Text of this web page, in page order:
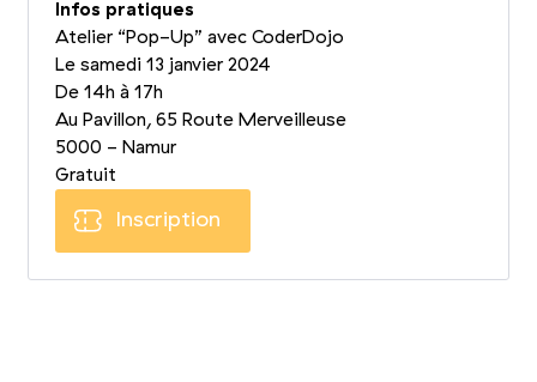
Infos pratiques
Atelier “ Pop-Up” avec CoderDojo
Le samedi 13 janvier 2024
De 14h à 17h
Au Pavillon, 65 Route Merveilleuse
5000 - Namur
Gratuit
Inscription